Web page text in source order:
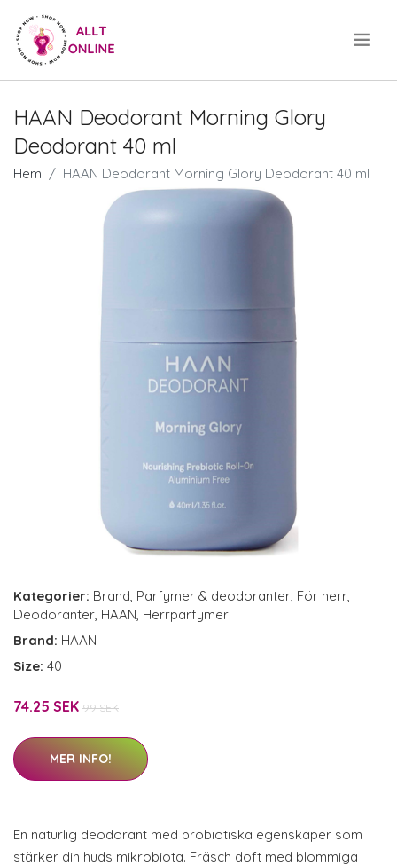
HAAN Deodorant Morning Glory
Deodorant 40 ml
Hem HAAN Deodorant Morning Glory Deodorant 40 ml
Kategorier: Brand, Parfymer & deodoranter, För herr,
Deodoranter, HAAN, Herrparfymer
Brand: HAAN
Size: 40
74.25 SEK 99 SEK
MER INFO!
En naturlig deodorant med probiotiska egenskaper som
stärker din huds mikrobiota. Fräsch doft med blommiga